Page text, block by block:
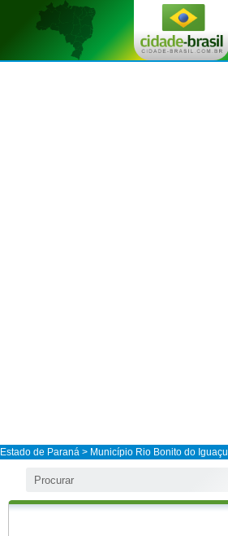
Estado de Paraná > Município Rio Bonito do Iguaçu